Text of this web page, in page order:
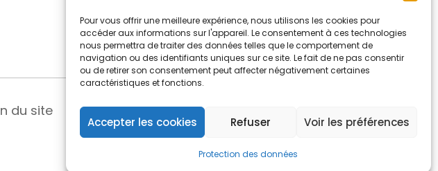
Pour vous offrir une meilleure expérience, nous utilisons les cookies pour
accéder aux informations sur l'appareil. Le consentement à ces technologies
nous permettra de traiter des données telles que le comportement de
navigation ou des identifiants uniques sur ce site. Le fait de ne pas consentir
ou de retirer son consentement peut affecter négativement certaines
caractéristiques et fonctions.
Accepter les cookies Refuser Voir les préférences
Protection des données
du site Mentions légales